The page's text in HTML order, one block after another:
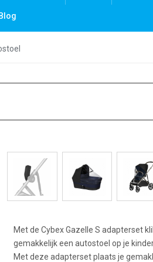
Blog
Met de Cybex Gazelle S adapterset
gemakkelijk een autostoel op je
Met deze adapterset plaats je